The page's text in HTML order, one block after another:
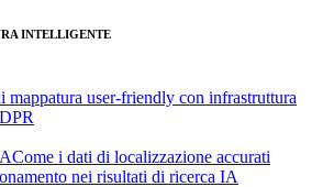
INTELLIGENTE
mappatura user-friendly con infrastruttura
Come i dati di localizzazione accurati
nei risultati di ricerca IA